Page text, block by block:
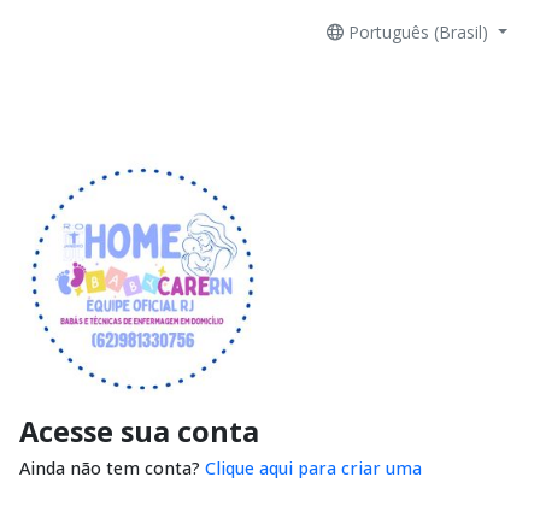
Português (Brasil)
Acesse sua conta
Ainda não tem conta? Clique aqui para criar uma